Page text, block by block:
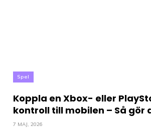
Spel
Koppla en Xbox- eller
kontroll till mobilen – Så gör
7 MAJ, 2026